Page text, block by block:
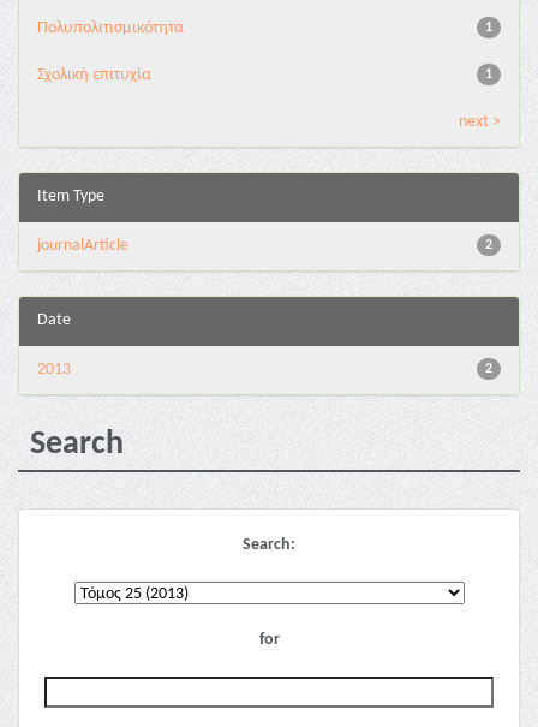
1
Πολυπολιτισμικότητα
1
Σχολική επιτυχία
next >
Item Type
2
journalArticle
Date
2
2013
Search
Search:
for